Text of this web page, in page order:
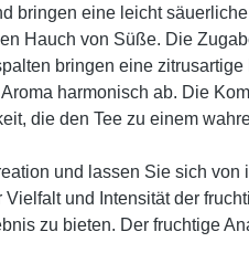
bringen eine leicht
Hauch von Süße. Die
bringen eine
harmonisch ab. Die
die den Tee zu einem
und lassen Sie sich
und Intensität der
zu bieten. Der fruchtige